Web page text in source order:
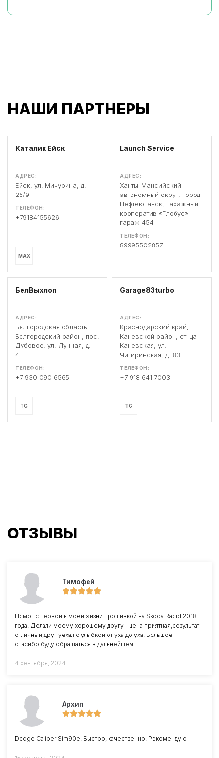
НАШИ ПАРТНЕРЫ
Каталик Ейск
АДРЕС:
Ейск, ул. Мичурина, д.
25/9
ТЕЛЕФОН:
+79184155626
MAX
Launch Service
АДРЕС:
Ханты-Мансийский
автономный округ, Город
Нефтеюганск, гаражный
кооператив «Глобус»
гараж 454
ТЕЛЕФОН:
89995502857
БелВыхлоп
АДРЕС:
Белгородская область,
Белгородский район, пос.
Дубовое, ул. Лунная, д.
4Г
ТЕЛЕФОН:
+7 930 090 6565
TG
Garage83turbo
АДРЕС:
Краснодарский край,
Каневской район, ст-ца
Каневская, ул.
Чигиринская, д. 83
ТЕЛЕФОН:
+7 918 641 7003
TG
ОТЗЫВЫ
Тимофей
Помог с первой в моей жизни прошивкой на Skoda Rapid 2018
года. Делали моему хорошему другу - цена приятная,результат
отличный,друг уехал с улыбкой от уха до уха. Большое
спасибо,буду обращаться в дальнейшем.
4 сентября, 2024
Архип
Dodge Caliber Sim90e. Быстро, качественно. Рекомендую